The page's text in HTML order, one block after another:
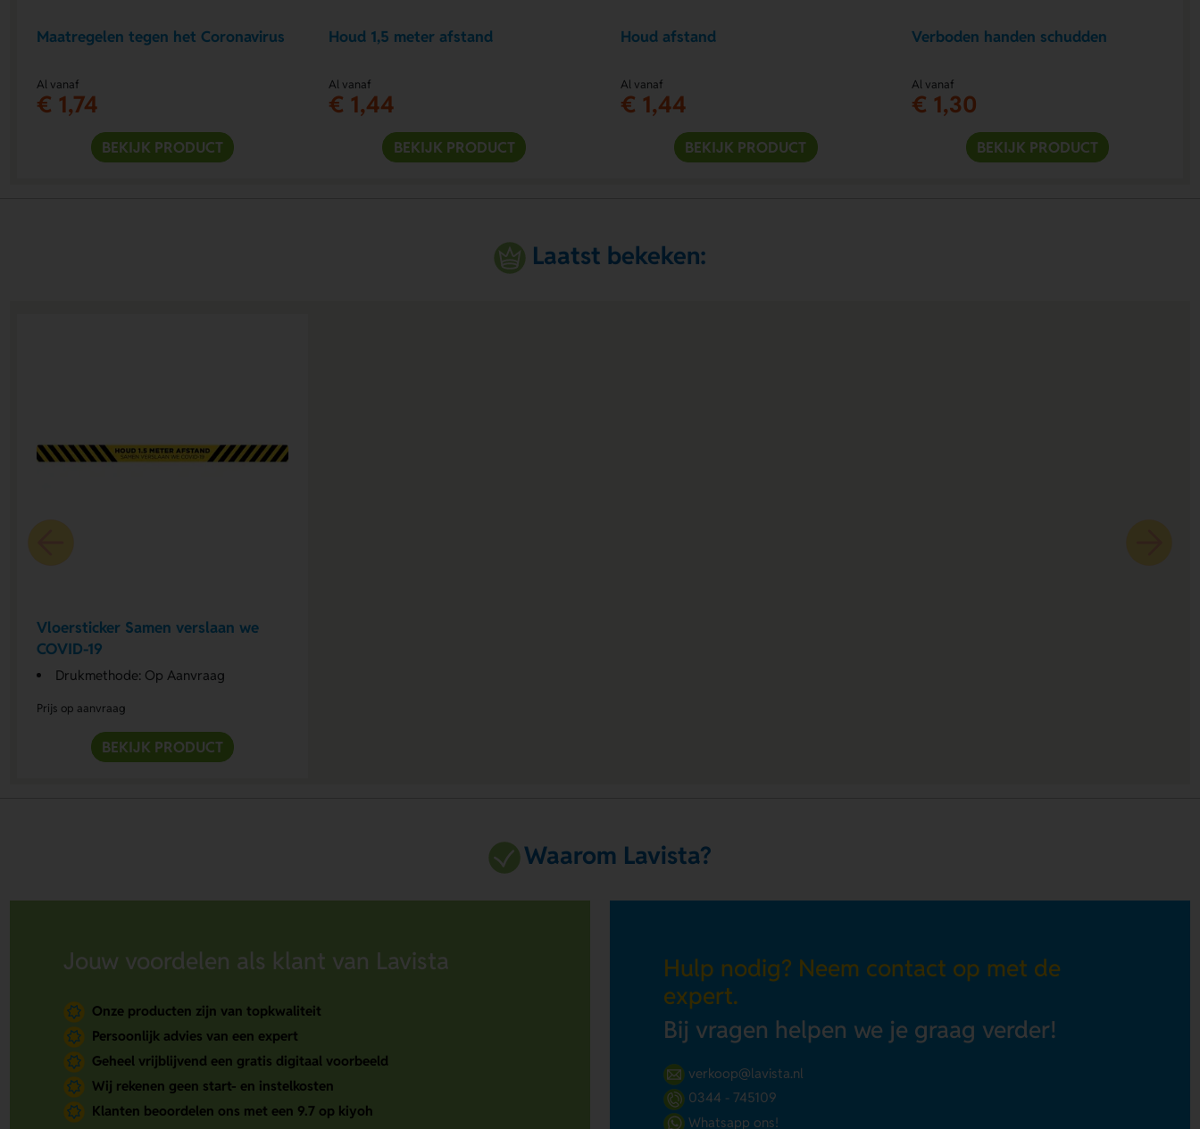
Maatregelen tegen het Coronavirus
Al vanaf
€ 1,74
BEKIJK PRODUCT
Houd 1,5 meter afstand
Al vanaf
€ 1,44
BEKIJK PRODUCT
Houd afstand
Al vanaf
€ 1,44
BEKIJK PRODUCT
Verboden handen schudden
Al vanaf
€ 1,30
BEKIJK PRODUCT
Laatst bekeken:
Vloersticker Samen verslaan we
COVID-19
Drukmethode: Op Aanvraag
Prijs op aanvraag
BEKIJK PRODUCT
Waarom Lavista?
Jouw voordelen als klant van Lavista
Onze producten zijn van topkwaliteit
Persoonlijk advies van een expert
Geheel vrijblijvend een gratis digitaal voorbeeld
Wij rekenen geen start- en instelkosten
Klanten beoordelen ons met een 9.7 op kiyoh
Hulp nodig? Neem contact op met de
expert.
Bij vragen helpen we je graag verder!
verkoop@lavista.nl
0344 - 745109
Whatsapp ons!